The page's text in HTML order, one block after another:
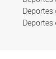
Deportes